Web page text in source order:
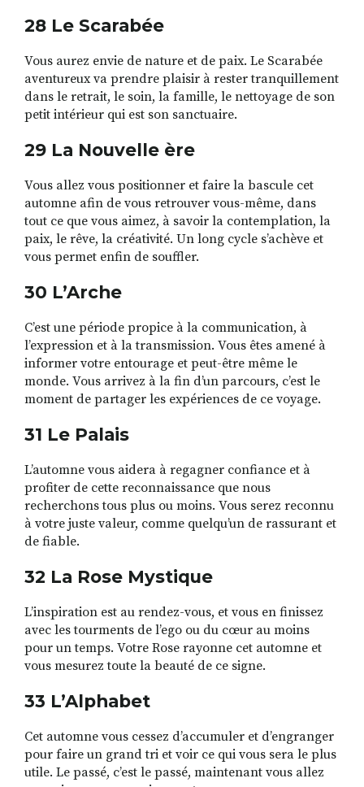
28 Le Scarabée
Vous aurez envie de nature et de paix. Le Scarabée
aventureux va prendre plaisir à rester tranquillement
dans le retrait, le soin, la famille, le nettoyage de son
petit intérieur qui est son sanctuaire.
29 La Nouvelle ère
Vous allez vous positionner et faire la bascule cet
automne afin de vous retrouver vous-même, dans
tout ce que vous aimez, à savoir la contemplation, la
paix, le rêve, la créativité. Un long cycle s’achève et
vous permet enfin de souffler.
30 L’Arche
C’est une période propice à la communication, à
l’expression et à la transmission. Vous êtes amené à
informer votre entourage et peut-être même le
monde. Vous arrivez à la fin d’un parcours, c’est le
moment de partager les expériences de ce voyage.
31 Le Palais
L’automne vous aidera à regagner confiance et à
profiter de cette reconnaissance que nous
recherchons tous plus ou moins. Vous serez reconnu
à votre juste valeur, comme quelqu’un de rassurant et
de fiable.
32 La Rose Mystique
L’inspiration est au rendez-vous, et vous en finissez
avec les tourments de l’ego ou du cœur au moins
pour un temps. Votre Rose rayonne cet automne et
vous mesurez toute la beauté de ce signe.
33 L’Alphabet
Cet automne vous cessez d’accumuler et d’engranger
pour faire un grand tri et voir ce qui vous sera le plus
utile. Le passé, c’est le passé, maintenant vous allez